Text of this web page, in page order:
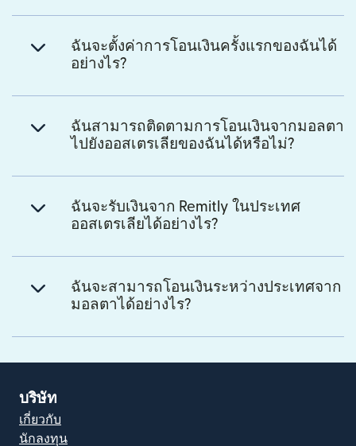
ฉันจะตั้งค่าการโอนเงินครั้งแรกของฉันได้
อย่างไร?
ฉันสามารถติดตามการโอนเงินจากมอลตา
ไปยังออสเตรเลียของฉันได้หรือไม่?
ฉันจะรับเงินจาก Remitly ในประเทศ
ออสเตรเลียได้อย่างไร?
ฉันจะสามารถโอนเงินระหว่างประเทศจาก
มอลตาได้อย่างไร?
บริษัท
เกี่ยวกับ
นักลงทุน